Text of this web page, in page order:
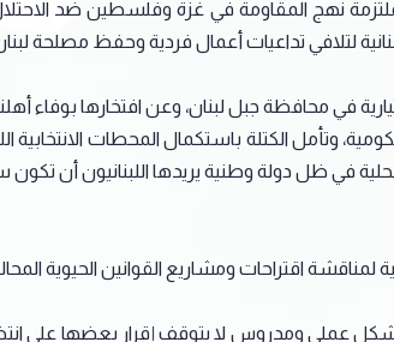
نهج المقاومة في غزة وفلسطين ضد
لتلافي تداعيات أعمال فردية وحفظ مصلحة
في محافظة جبل لبنان، وعن افتخارها
وتأمل الكتلة باستكمال المحطات
في ظل دولة وطنية يريدها اللبنانيون أن
لمناقشة اقتراحات ومشاريع القوانين الحيوية
بشكلٍ عملي ومدروس لا يتوقف إقرار بعضها على